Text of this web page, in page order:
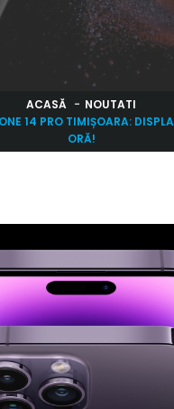
ACASĂ
NOUTATI
14 PRO TIMIȘOARA:
ORĂ!